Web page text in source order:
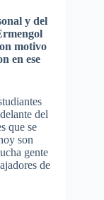
y del
motivo
en ese
del
que se
son
gente
de